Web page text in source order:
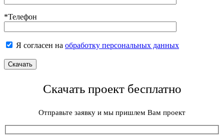
*Телефон
Я согласен на обработку персональных данных
Скачать проект бесплатно
Отправьте заявку и мы пришлем Вам проект